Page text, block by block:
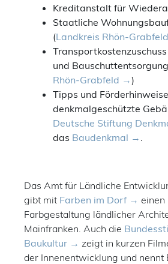
Kreditanstalt für
Staatliche
(Landkreis Rhön-Grabfeld
und
Rhön-Grabfeld
)
Tipps und
denkmalgeschützte
Deutsche Stiftung
das Baudenkmal .
Das Amt für Ländliche
gibt mit Farben im Dorf
einen
Farbgestaltung ländlicher
Mainfranken. Auch die
Baukultur
zeigt in kurzen
der Innenentwicklung und nennt